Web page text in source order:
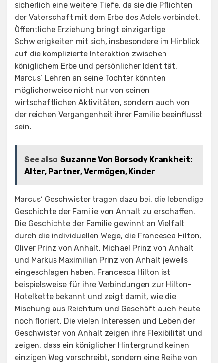
sicherlich eine weitere Tiefe, da sie die Pflichten
der Vaterschaft mit dem Erbe des Adels verbindet.
Öffentliche Erziehung bringt einzigartige
Schwierigkeiten mit sich, insbesondere im Hinblick
auf die komplizierte Interaktion zwischen
königlichem Erbe und persönlicher Identität.
Marcus‘ Lehren an seine Tochter könnten
möglicherweise nicht nur von seinen
wirtschaftlichen Aktivitäten, sondern auch von
der reichen Vergangenheit ihrer Familie beeinflusst
sein.
See also Suzanne Von Borsody Krankheit:
Alter, Partner, Vermögen, Kinder
Marcus‘ Geschwister tragen dazu bei, die lebendige
Geschichte der Familie von Anhalt zu erschaffen.
Die Geschichte der Familie gewinnt an Vielfalt
durch die individuellen Wege, die Francesca Hilton,
Oliver Prinz von Anhalt, Michael Prinz von Anhalt
und Markus Maximilian Prinz von Anhalt jeweils
eingeschlagen haben. Francesca Hilton ist
beispielsweise für ihre Verbindungen zur Hilton-
Hotelkette bekannt und zeigt damit, wie die
Mischung aus Reichtum und Geschäft auch heute
noch floriert. Die vielen Interessen und Leben der
Geschwister von Anhalt zeigen ihre Flexibilität und
zeigen, dass ein königlicher Hintergrund keinen
einzigen Weg vorschreibt, sondern eine Reihe von